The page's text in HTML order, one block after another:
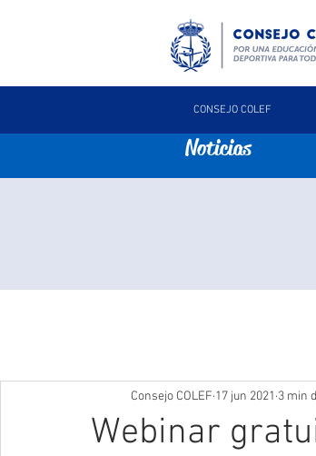
CONSEJO COLEF
Noticias
Webinar
Consejo COLEF 17 jun 2021 3 min